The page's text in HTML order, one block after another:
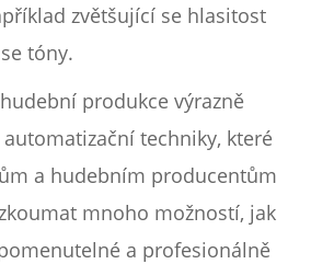
zvětšující se hlasitost
tóny.
produkce výrazně
techniky, které
a hudebním producentům
mnoho možností, jak
a profesionálně